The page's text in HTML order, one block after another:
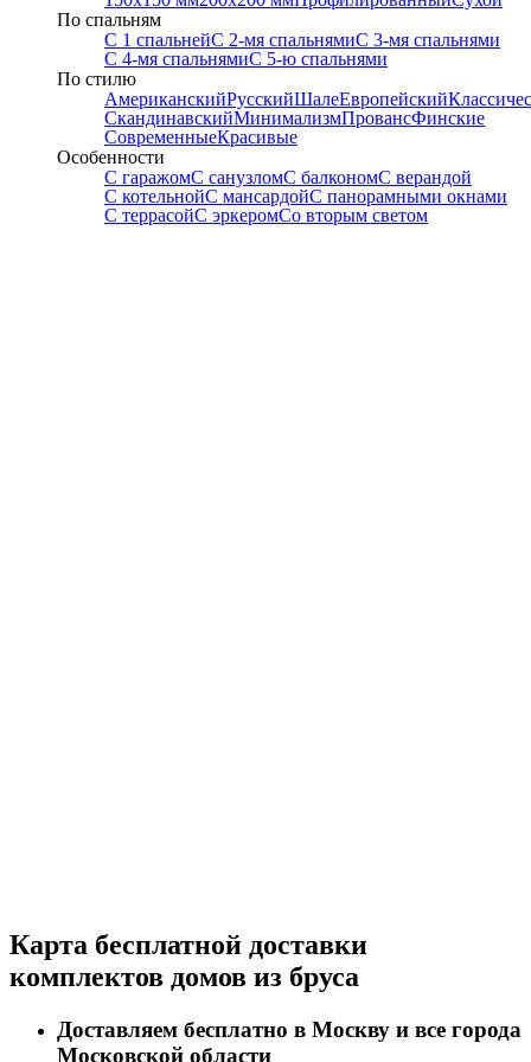
По спальням
С 1 спальнейС 2-мя спальнямиС 3-мя спальнями
С 4-мя спальнямиС 5-ю спальнями
По стилю
АмериканскийРусскийШалеЕвропейский
СкандинавскийМинимализмПровансФинские
СовременныеКрасивые
Особенности
С гаражомС санузломС балкономС верандой
С котельнойС мансардойС панорамными окнами
С террасойС эркеромСо вторым светом
Прокрутка
вверх
Карта бесплатной доставки
комплектов домов из бруса
Доставляем бесплатно в Москву и все города
Московской области